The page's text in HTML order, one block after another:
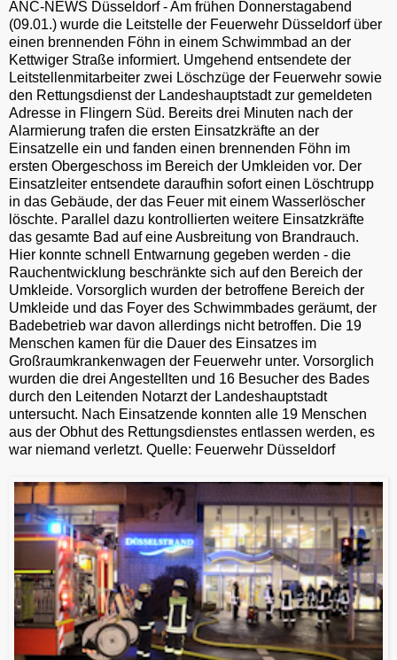
ANC-NEWS Düsseldorf - Am frühen Donnerstagabend
(09.01.) wurde die Leitstelle der Feuerwehr Düsseldorf über
einen brennenden Föhn in einem Schwimmbad an der
Kettwiger Straße informiert. Umgehend entsendete der
Leitstellenmitarbeiter zwei Löschzüge der Feuerwehr sowie
den Rettungsdienst der Landeshauptstadt zur gemeldeten
Adresse in Flingern Süd. Bereits drei Minuten nach der
Alarmierung trafen die ersten Einsatzkräfte an der
Einsatzelle ein und fanden einen brennenden Föhn im
ersten Obergeschoss im Bereich der Umkleiden vor. Der
Einsatzleiter entsendete daraufhin sofort einen Löschtrupp
in das Gebäude, der das Feuer mit einem Wasserlöscher
löschte. Parallel dazu kontrollierten weitere Einsatzkräfte
das gesamte Bad auf eine Ausbreitung von Brandrauch.
Hier konnte schnell Entwarnung gegeben werden - die
Rauchentwicklung beschränkte sich auf den Bereich der
Umkleide. Vorsorglich wurden der betroffene Bereich der
Umkleide und das Foyer des Schwimmbades geräumt, der
Badebetrieb war davon allerdings nicht betroffen. Die 19
Menschen kamen für die Dauer des Einsatzes im
Großraumkrankenwagen der Feuerwehr unter. Vorsorglich
wurden die drei Angestellten und 16 Besucher des Bades
durch den Leitenden Notarzt der Landeshauptstadt
untersucht. Nach Einsatzende konnten alle 19 Menschen
aus der Obhut des Rettungsdienstes entlassen werden, es
war niemand verletzt. Quelle: Feuerwehr Düsseldorf